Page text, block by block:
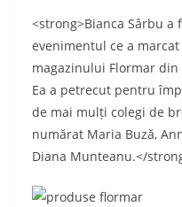
<strong>Bianca Sârbu
evenimentul ce a
magazinului Flormar
Ea a petrecut pentru
de mai mulți colegi de
numărat Maria Buză,
Diana Munteanu.</